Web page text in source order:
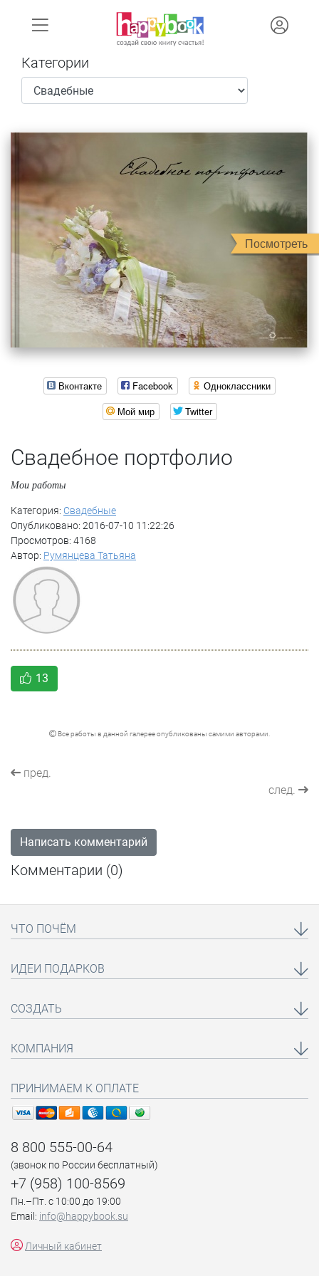
Категории
Посмотреть
Вконтакте Facebook
Одноклассники
Мой мир
Twitter
Свадебное портфолио
Мои работы
Категория: Свадебные
Опубликовано: 2016-07-10 11:22:26
Просмотров: 4168
Автор: Румянцева Татьяна
13
Все работы в данной галерее опубликованы самими авторами.
пред.
след.
Написать комментарий
Комментарии (0)
ЧТО ПОЧЁМ
ИДЕИ ПОДАРКОВ
СОЗДАТЬ
КОМПАНИЯ
ПРИНИМАЕМ К ОПЛАТЕ
8 800 555-00-64
(звонок по России бесплатный)
+7 (958) 100-8569
Пн.–Пт. с 10:00 до 19:00
Email: info@happybook.su
Личный кабинет